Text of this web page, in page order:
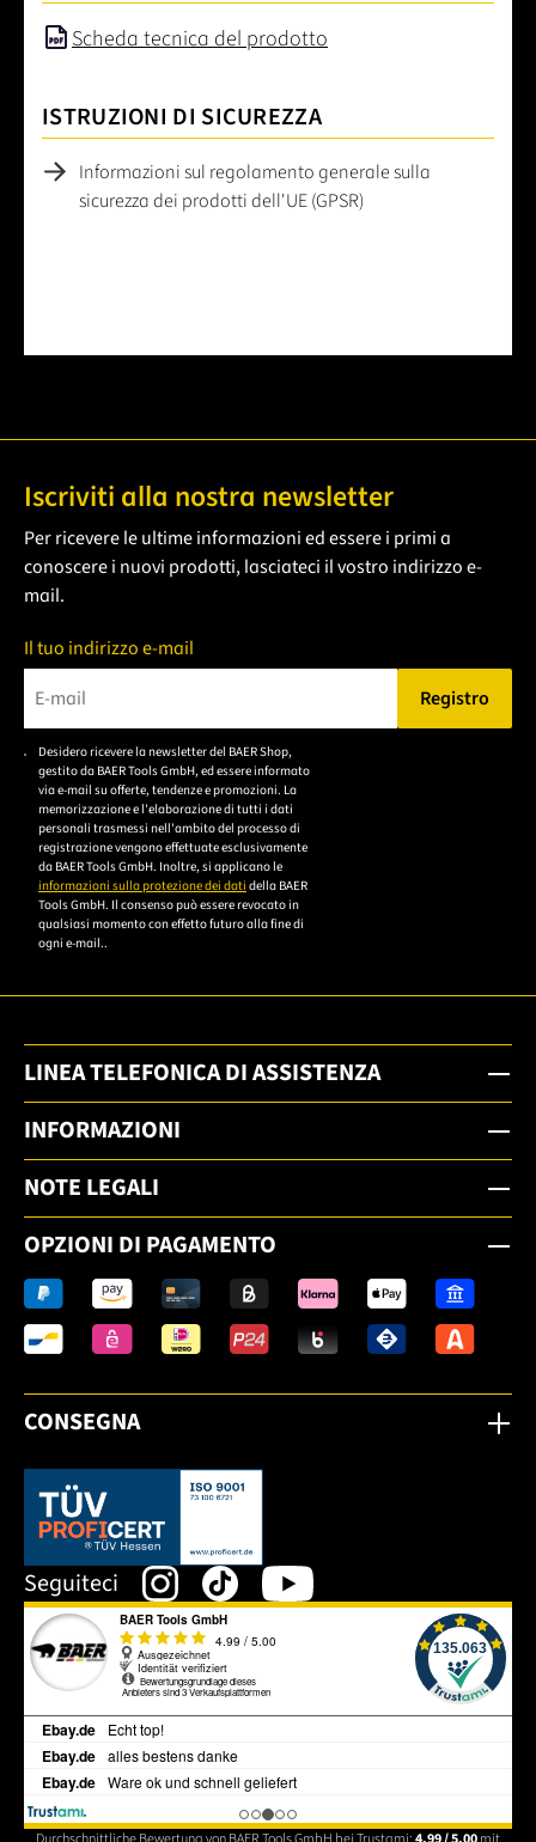
Scheda tecnica del prodotto
ISTRUZIONI DI SICUREZZA
Informazioni sul regolamento generale sulla
sicurezza dei prodotti dell'UE (GPSR)
Iscriviti alla nostra newsletter
Per ricevere le ultime informazioni ed essere i primi a
conoscere i nuovi prodotti, lasciateci il vostro indirizzo e-
mail.
Il tuo indirizzo e-mail
Bitte geben Sie eine gültige E-Mail-Adresse ein.
Registro
Desidero ricevere la newsletter del BAER Shop,
gestito da BAER Tools GmbH, ed essere informato
via e-mail su offerte, tendenze e promozioni. La
memorizzazione e l'elaborazione di tutti i dati
personali trasmessi nell'ambito del processo di
registrazione vengono effettuate esclusivamente
da BAER Tools GmbH. Inoltre, si applicano le
informazioni sulla protezione dei dati della BAER
Tools GmbH. Il consenso può essere revocato in
qualsiasi momento con effetto futuro alla fine di
ogni e-mail..
LINEA TELEFONICA DI ASSISTENZA
INFORMAZIONI
NOTE LEGALI
OPZIONI DI PAGAMENTO
CONSEGNA
Dieser Link öffnet sich in einem neuen Tab.
Seguiteci